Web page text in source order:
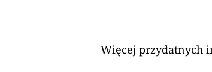
Więcej przydatnych